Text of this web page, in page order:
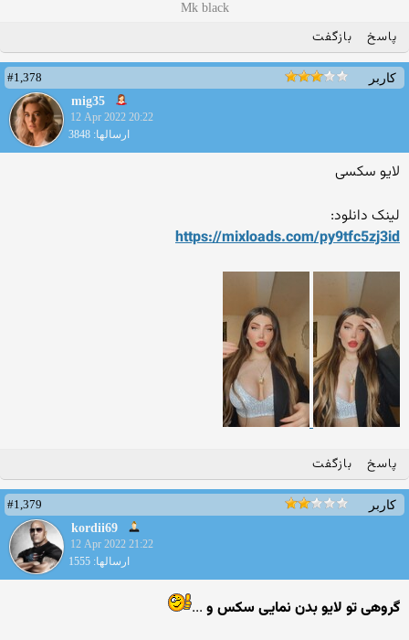
Mk black
پاسخ بازگفت
کاربر
#1,378
mig35
12 Apr 2022 20:22
ارسالها: 3848
لایو سکسی
لینک دانلود:
https://mixloads.com/py9tfc5zj3id
پاسخ بازگفت
کاربر
#1,379
kordii69
12 Apr 2022 21:22
ارسالها: 1555
گروهی تو لایو بدن نمایی سکس و ...